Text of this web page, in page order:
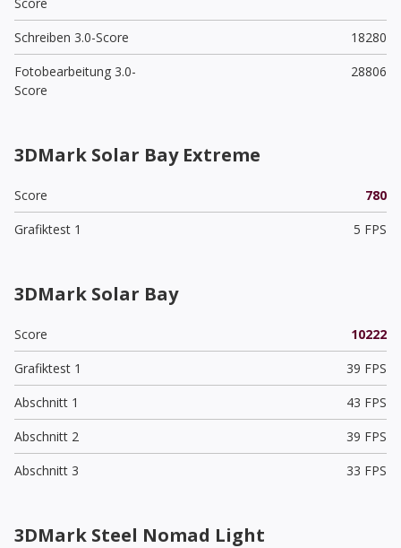
Schreiben 3.0-Score
18280
Fotobearbeitung 3.0-
Score
28806
3DMark Solar Bay Extreme
Score
780
Grafiktest 1
5 FPS
3DMark Solar Bay
Score
10222
Grafiktest 1
39 FPS
Abschnitt 1
43 FPS
Abschnitt 2
39 FPS
Abschnitt 3
33 FPS
3DMark Steel Nomad Light